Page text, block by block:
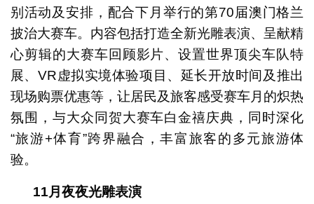
别活动及安排，配合下月举行的第70届澳门格兰
披治大赛车。内容包括打造全新光雕表演、呈献精
心剪辑的大赛车回顾影片、设置世界顶尖车队特
展、VR虚拟实境体验项目、延长开放时间及推出
现场购票优惠等，让居民及旅客感受赛车月的炽热
氛围，与大众同贺大赛车白金禧庆典，同时深化
“旅游+体育”跨界融合，丰富旅客的多元旅游体
验。
11月夜夜光雕表演